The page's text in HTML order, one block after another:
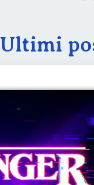
Ultimi